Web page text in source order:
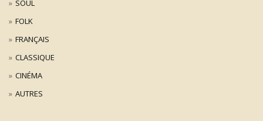
SOUL
FOLK
FRANÇAIS
CLASSIQUE
CINÉMA
AUTRES